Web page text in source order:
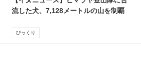
流した犬、7,128メートルの山を制覇
びっくり